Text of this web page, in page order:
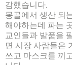
감했습니다.
몽골에서 생산 되
해야하는데 파는
교인들과 발품을
면 시장 사람들은
쓰고 마스크를 끼